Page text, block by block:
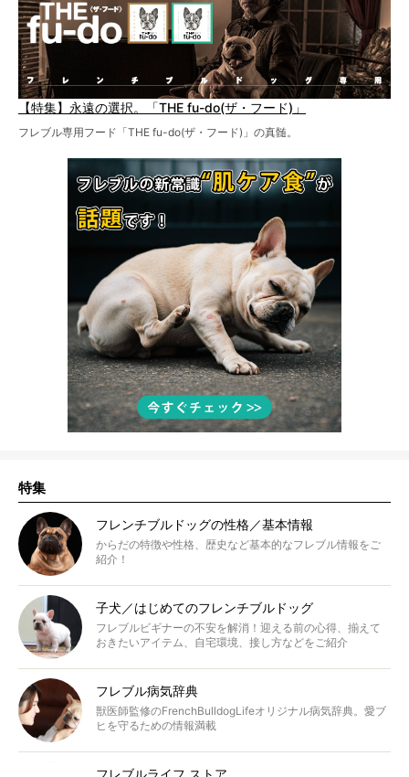
【特集】永遠の選択。「THE fu-do(ザ・フード)」
フレブル専用フード「THE fu-do(ザ・フード)」の真髄。
特集
フレンチブルドッグの性格／基本情報
からだの特徴や性格、歴史など基本的なフレブル情報をご
紹介！
子犬／はじめてのフレンチブルドッグ
フレブルビギナーの不安を解消！迎える前の心得、揃えて
おきたいアイテム、自宅環境、接し方などをご紹介
フレブル病気辞典
獣医師監修のFrenchBulldogLifeオリジナル病気辞典。愛ブ
ヒを守るための情報満載
フレブルライフ ストア